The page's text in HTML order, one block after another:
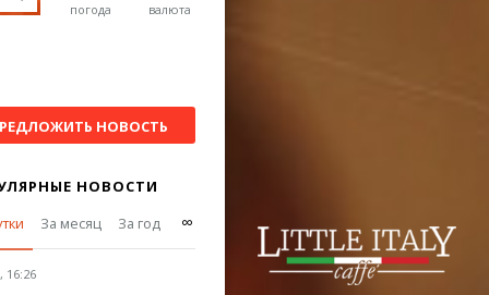
погода
EUR валюта
НОВОСТЬ
НОВОСТИ
За месяц За год ∞
16:26